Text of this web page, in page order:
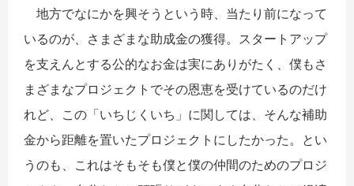
地方でなにかを興そうという時、当たり前になって
いるのが、さまざまな助成金の獲得。スタートアップ
を支えんとする公的なお金は実にありがたく、僕もさ
まざまなプロジェクトでその恩恵を受けているのだけ
れど、この「いちじくいち」に関しては、そんな補助
金から距離を置いたプロジェクトにしたかった。とい
うのも、これはそもそも僕と僕の仲間のためのプロジ